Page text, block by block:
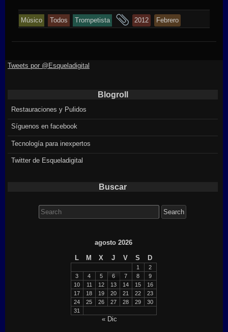
Músico Todos Trompetista
and
2012 Febrero
Tweets por @Esqueladigital
Blogroll
Restauraciones y Pulidos
Síguenos en facebook
Tecnología para inexpertos
Twitter de Esqueladigital
Buscar
for:
agosto 2026
L
M X J V S D
1
2
3
4 5 6 7 8
9
10
11 12 13 14 15
16
17
18 19 20 21 22
23
24
25 26 27 28 29
30
31
« Dic